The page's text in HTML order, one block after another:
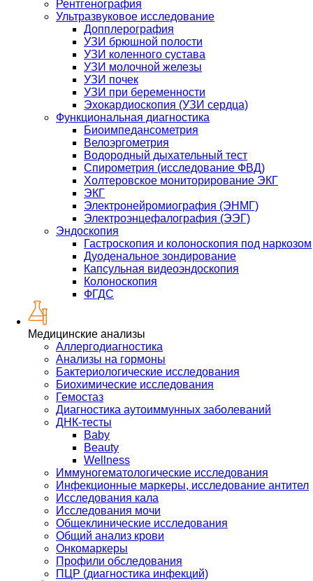
Рентгенография
Ультразвуковое исследование
Допплерография
УЗИ брюшной полости
УЗИ коленного сустава
УЗИ молочной железы
УЗИ почек
УЗИ при беременности
Эхокардиоскопия (УЗИ сердца)
Функциональная диагностика
Биоимпедансометрия
Велоэргометрия
Водородный дыхательный тест
Спирометрия (исследование ФВД)
Холтеровское мониторирование ЭКГ
ЭКГ
Электронейромиография (ЭНМГ)
Электроэнцефалография (ЭЭГ)
Эндоскопия
Гастроскопия и колоноскопия под наркозом
Дуоденальное зондирование
Капсульная видеоэндоскопия
Колоноскопия
ФГДС
Медицинские анализы
Аллергодиагностика
Анализы на гормоны
Бактериологические исследования
Биохимические исследования
Гемостаз
Диагностика аутоиммунных заболеваний
ДНК-тесты
Baby
Beauty
Wellness
Иммуногематологические исследования
Инфекционные маркеры, исследование антител
Исследования кала
Исследования мочи
Общеклинические исследования
Общий анализ крови
Онкомаркеры
Профили обследования
ПЦР (диагностика инфекций)